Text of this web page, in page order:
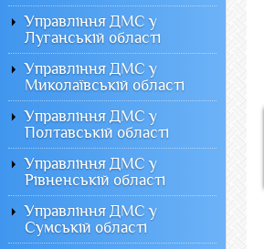
Управління ДМС у
Луганській області
Управління ДМС у
Миколаївській області
Управління ДМС у
Полтавській області
Управління ДМС у
Рівненській області
Управління ДМС у
Сумській області